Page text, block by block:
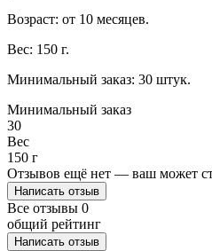
Возраст: от 10 месяцев.
Вес: 150 г.
Минимальный заказ: 30 штук.
Минимальный заказ
30
Вес
150 г
Отзывов ещё нет — ваш может
Написать отзыв
Все отзывы 0
общий рейтинг
Написать отзыв